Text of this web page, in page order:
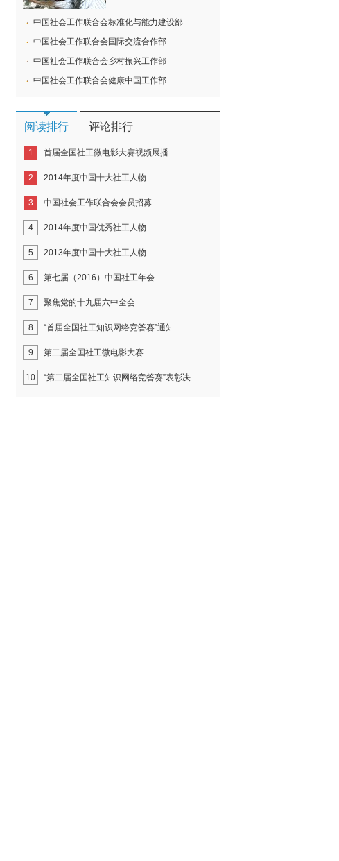
中国社会工作联合会标准化与能力建设部
中国社会工作联合会国际交流合作部
中国社会工作联合会乡村振兴工作部
中国社会工作联合会健康中国工作部
阅读排行 评论排行
1 首届全国社工微电影大赛视频展播
2 2014年度中国十大社工人物
3 中国社会工作联合会会员招募
4 2014年度中国优秀社工人物
5 2013年度中国十大社工人物
6 第七届（2016）中国社工年会
7 聚焦党的十九届六中全会
8 “首届全国社工知识网络竞答赛”通知
9 第二届全国社工微电影大赛
10 “第二届全国社工知识网络竞答赛”表彰决